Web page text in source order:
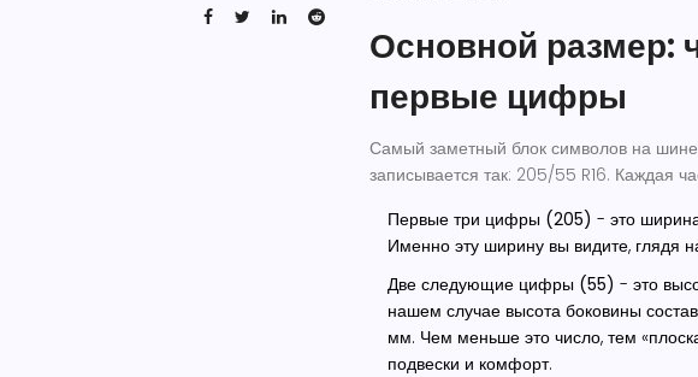
Основной размер:
первые цифры
Самый заметный блок символов на
записывается так: 205/55 R16. Каждая
Первые три цифры (205) - это
Именно эту ширину вы видите, глядя
Две следующие цифры (55) - это
нашем случае высота боковины
мм. Чем меньше это число, тем
подвески и комфорт.